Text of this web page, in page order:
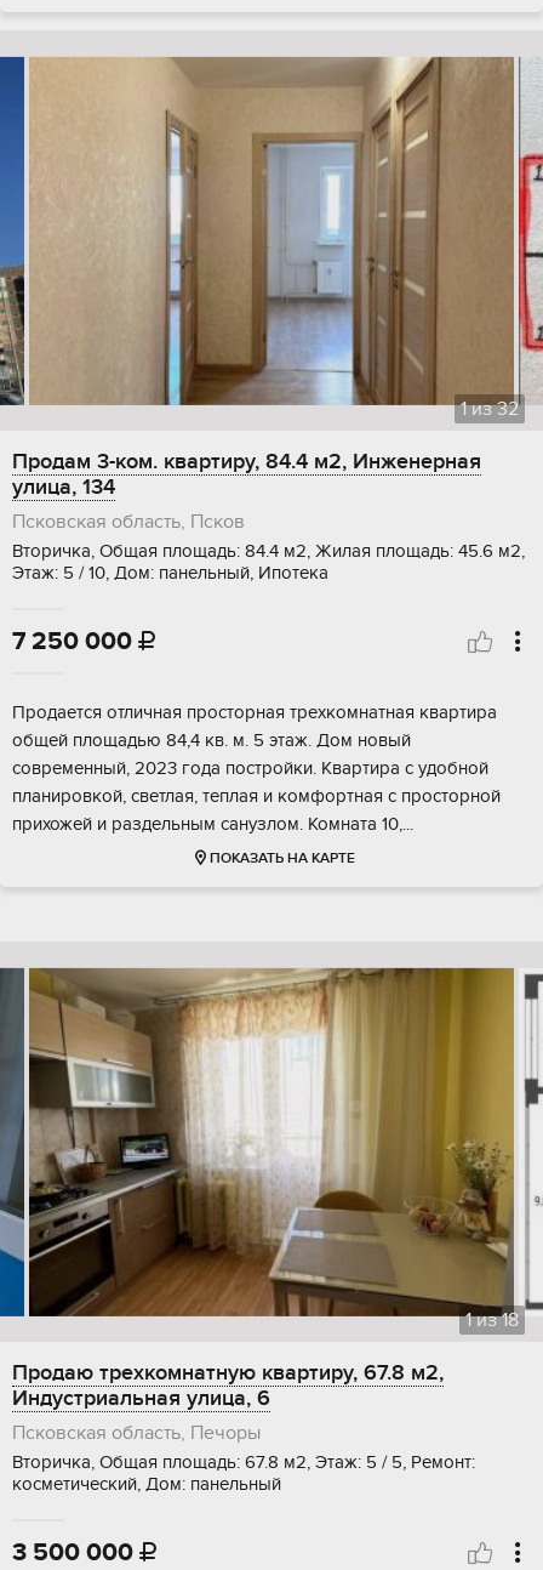
1из32
Продам 3-ком. квартиру, 84.4 м2, Инженерная
улица, 134
Псковская область, Псков
Вторичка, Общая площадь: 84.4 м2, Жилая площадь: 45.6 м2,
Этаж: 5 / 10, Дом: панельный, Ипотека
7 250 000 
Продается отличная просторная трехкомнатная квартира
общей площадью 84,4 кв. м. 5 этаж. Дом новый
современный, 2023 года постройки. Квартира с удобной
планировкой, светлая, теплая и комфортная с просторной
прихожей и раздельным санузлом. Комната 10,...
ПОКАЗАТЬ НА КАРТЕ
1из18
Продаю трехкомнатную квартиру, 67.8 м2,
Индустриальная улица, 6
Псковская область, Печоры
Вторичка, Общая площадь: 67.8 м2, Этаж: 5 / 5, Ремонт:
косметический, Дом: панельный
3 500 000 